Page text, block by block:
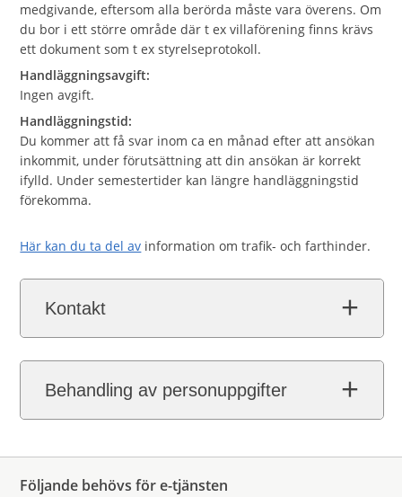
medgivande, eftersom alla berörda måste vara överens. Om
du bor i ett större område där t ex villaförening finns krävs
ett dokument som t ex styrelseprotokoll.
Handläggningsavgift:
Ingen avgift.
Handläggningstid:
Du kommer att få svar inom ca en månad efter att ansökan
inkommit, under förutsättning att din ansökan är korrekt
ifylld. Under semestertider kan längre handläggningstid
förekomma.
Här kan du ta del av information om trafik- och farthinder.
Kontakt
Behandling av personuppgifter
Följande behövs för e-tjänsten